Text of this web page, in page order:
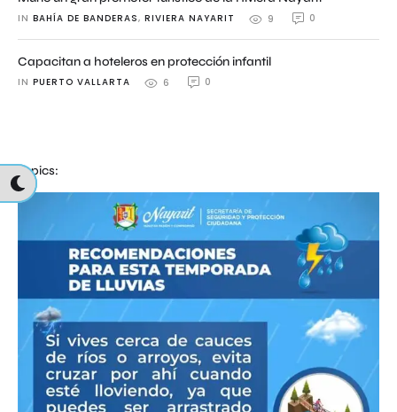
IN BAHÍA DE BANDERAS, RIVIERA NAYARIT 9 0
Capacitan a hoteleros en protección infantil
IN PUERTO VALLARTA 6 0
Topics: